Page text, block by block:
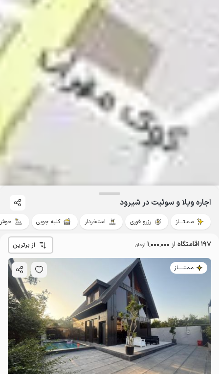
اجاره ویلا و سوئیت در شیرود
مـمـتــــاز رزرو فوری استخردار کلبه چوبی
197 اقامتگاه از 1٬000٬000 تومان از برترین
مـمـتــــــاز